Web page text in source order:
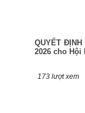
QUYẾT
2026 cho Hội
173 lượt xem